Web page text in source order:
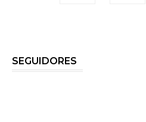
SEGUIDORES